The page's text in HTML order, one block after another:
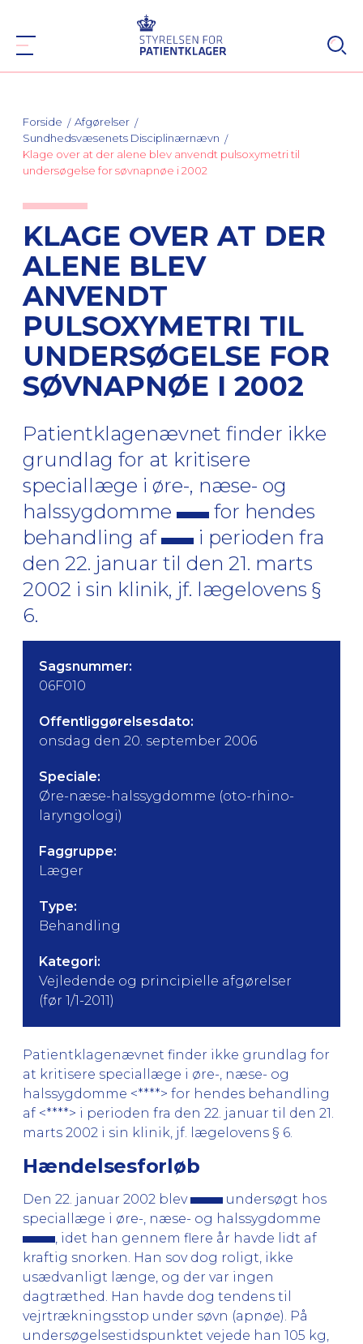
Forside
Afgørelser
Sundhedsvæsenets Disciplinærnævn
Klage over at der alene blev anvendt pulsoxymetri til
undersøgelse for søvnapnøe i 2002
KLAGE OVER AT DER
ALENE BLEV
ANVENDT
PULSOXYMETRI TIL
UNDERSØGELSE FOR
SØVNAPNØE I 2002
Patientklagenævnet finder ikke
grundlag for at kritisere
speciallæge i øre-, næse- og
halssygdomme
for hendes
behandling af
i perioden fra
den 22. januar til den 21. marts
2002 i sin klinik, jf. lægelovens §
6.
Sagsnummer:
06F010
Offentliggørelsesdato:
onsdag den 20. september 2006
Speciale:
Øre-næse-halssygdomme (oto-rhino-
laryngologi)
Faggruppe:
Læger
Type:
Behandling
Kategori:
Vejledende og principielle afgørelser
(før 1/1-2011)
Patientklagenævnet finder ikke grundlag for
at kritisere speciallæge i øre-, næse- og
halssygdomme <****> for hendes behandling
af <****> i perioden fra den 22. januar til den 21.
marts 2002 i sin klinik, jf. lægelovens § 6.
Hændelsesforløb
Den 22. januar 2002 blev
undersøgt hos
speciallæge i øre-, næse- og halssygdomme
, idet han gennem flere år havde lidt af
kraftig snorken. Han sov dog roligt, ikke
usædvanligt længe, og der var ingen
dagtræthed. Han havde dog tendens til
vejrtrækningsstop under søvn (apnøe). På
undersøgelsestidspunktet vejede han 105 kg,